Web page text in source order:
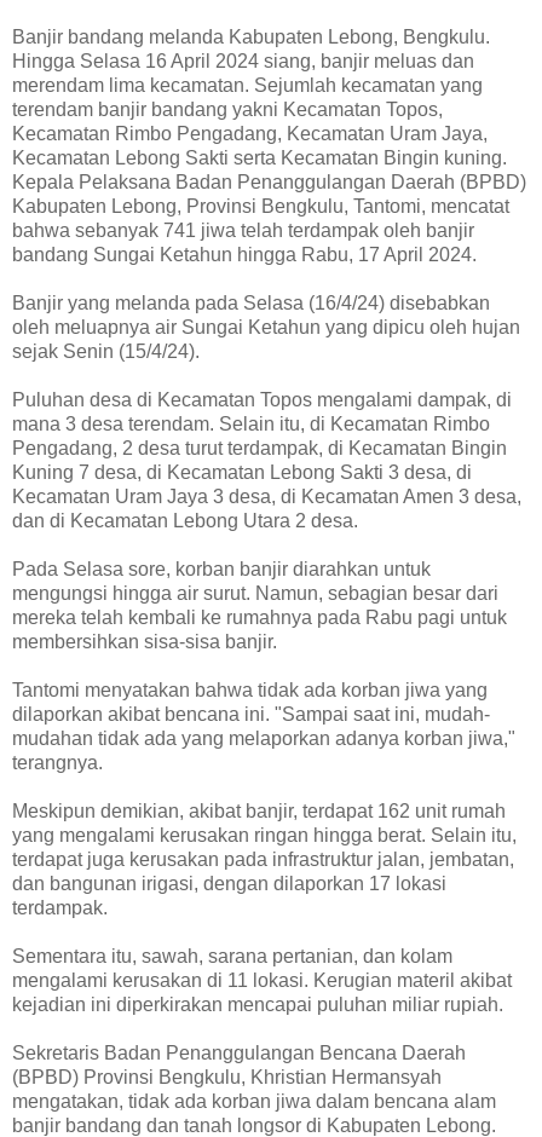
Banjir bandang melanda Kabupaten Lebong, Bengkulu.
Hingga Selasa 16 April 2024 siang, banjir meluas dan
merendam lima kecamatan. Sejumlah kecamatan yang
terendam banjir bandang yakni Kecamatan Topos,
Kecamatan Rimbo Pengadang, Kecamatan Uram Jaya,
Kecamatan Lebong Sakti serta Kecamatan Bingin kuning.
Kepala Pelaksana Badan Penanggulangan Daerah (BPBD)
Kabupaten Lebong, Provinsi Bengkulu, Tantomi, mencatat
bahwa sebanyak 741 jiwa telah terdampak oleh banjir
bandang Sungai Ketahun hingga Rabu, 17 April 2024.
Banjir yang melanda pada Selasa (16/4/24) disebabkan
oleh meluapnya air Sungai Ketahun yang dipicu oleh hujan
sejak Senin (15/4/24).
Puluhan desa di Kecamatan Topos mengalami dampak, di
mana 3 desa terendam. Selain itu, di Kecamatan Rimbo
Pengadang, 2 desa turut terdampak, di Kecamatan Bingin
Kuning 7 desa, di Kecamatan Lebong Sakti 3 desa, di
Kecamatan Uram Jaya 3 desa, di Kecamatan Amen 3 desa,
dan di Kecamatan Lebong Utara 2 desa.
Pada Selasa sore, korban banjir diarahkan untuk
mengungsi hingga air surut. Namun, sebagian besar dari
mereka telah kembali ke rumahnya pada Rabu pagi untuk
membersihkan sisa-sisa banjir.
Tantomi menyatakan bahwa tidak ada korban jiwa yang
dilaporkan akibat bencana ini. "Sampai saat ini, mudah-
mudahan tidak ada yang melaporkan adanya korban jiwa,"
terangnya.
Meskipun demikian, akibat banjir, terdapat 162 unit rumah
yang mengalami kerusakan ringan hingga berat. Selain itu,
terdapat juga kerusakan pada infrastruktur jalan, jembatan,
dan bangunan irigasi, dengan dilaporkan 17 lokasi
terdampak.
Sementara itu, sawah, sarana pertanian, dan kolam
mengalami kerusakan di 11 lokasi. Kerugian materil akibat
kejadian ini diperkirakan mencapai puluhan miliar rupiah.
Sekretaris Badan Penanggulangan Bencana Daerah
(BPBD) Provinsi Bengkulu, Khristian Hermansyah
mengatakan, tidak ada korban jiwa dalam bencana alam
banjir bandang dan tanah longsor di Kabupaten Lebong.